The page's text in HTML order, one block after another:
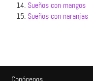
14. Sueños con mangos
15. Sueños con naranjas